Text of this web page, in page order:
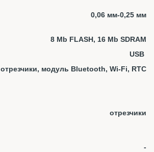
0,06 мм-0,25 мм
8 Mb FLASH, 16 Mb SDRAM
USB
отрезчики, модуль Bluetooth, Wi-Fi, RTC
отрезчики
-